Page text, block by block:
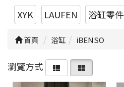
XYK
LAUFEN 浴缸零件
首頁 浴缸 iBENSO
瀏覽方式